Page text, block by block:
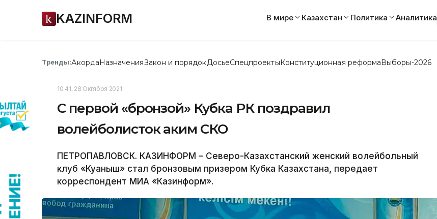
KAZINFORM В мире Казахстан Политика Аналитика
Тренды:АкордаНазначенияЗакон и порядок ДосьеСпецпроектыКонституционная реформаВыборы-2026
10:41, 28 Октября 2021
С первой «бронзой» Кубка РК поздравил
волейболисток аким СКО
ПЕТРОПАВЛОВСК. КАЗИНФОРМ – Северо-Казахстанский женский волейбольный
клуб «Куаныш» стал бронзовым призером Кубка Казахстана, передает
корреспондент МИА «Казинформ».